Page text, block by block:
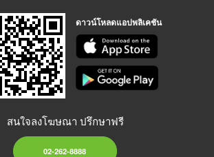
ดาวน์โหลดแอปพลิเคชัน
สนใจลงโฆษณา ปรึกษาฟรี
02-262-8888